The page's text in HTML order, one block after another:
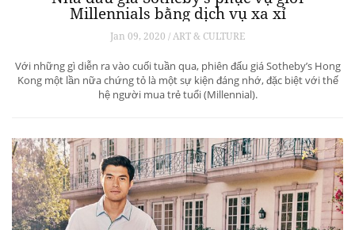
Millennials bằng dịch vụ xa xỉ
Jan 09, 2020 / ART & CULTURE
Với những gì diễn ra vào cuối tuần qua, phiên đấu giá Sotheby’s Hong
Kong một lần nữa chứng tỏ là một sự kiện đáng nhớ, đặc biệt với thế
hệ người mua trẻ tuổi (Millennial).